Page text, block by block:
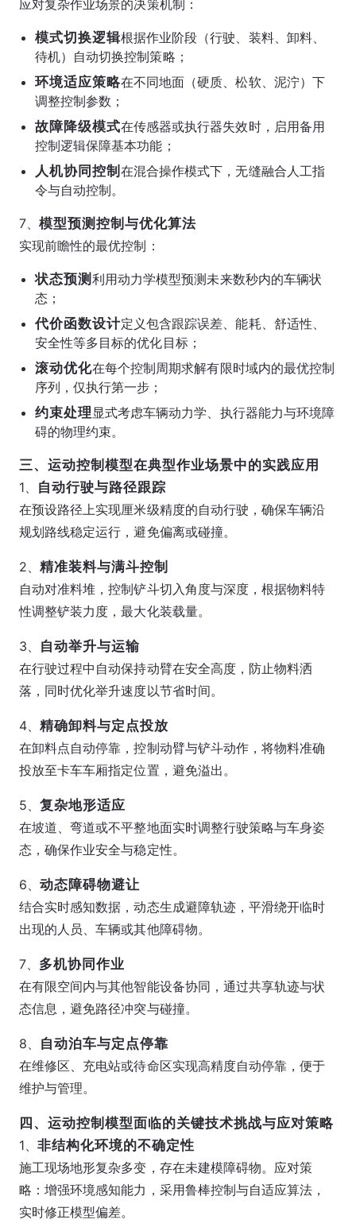
应对复杂作业场景的决策机制：
模式切换逻辑根据作业阶段（行驶、装料、卸料、
待机）自动切换控制策略；
环境适应策略在不同地面（硬质、松软、泥泞）下
调整控制参数；
故障降级模式在传感器或执行器失效时，启用备用
控制逻辑保障基本功能；
人机协同控制 在混合操作模式下，无缝融合人工指
令与自动控制。
7、模型预测控制与优化算法
实现前瞻性的最优控制：
状态预测 利用动力学模型预测未来数秒内的车辆状
态；
代价函数设计定义包含跟踪误差、能耗、舒适性、
安全性等多目标的优化目标；
滚动优化在每个控制周期求解有限时域内的最优控制
序列，仅执行第一步；
约束处理 显式考虑车辆动力学、执行器能力与环境障
碍的物理约束。
三、运动控制模型在典型作业场景中的实践应用
1、 自动行驶与路径跟踪
在预设路径上实现厘米级精度的自动行驶，确保车辆沿
规划路线稳定运行，避免偏离或碰撞。
2、精准装料与满斗控制
自动对准料堆，控制铲斗切入角度与深度，根据物料特
性调整铲装力度，最大化装载量。
3、 自动举升与运输
在行驶过程中自动保持动臂在安全高度，防止物料洒
落，同时优化举升速度以节省时间。
4、精确卸料与定点投放
在卸料点自动停靠，控制动臂与铲斗动作，将物料准确
投放至卡车车厢指定位置，避免溢出。
5、复杂地形适应
在坡道、弯道或不平整地面实时调整行驶策略与车身姿
态，确保作业安全与稳定性。
6、动态障碍物避让
结合实时感知数据，动态生成避障轨迹，平滑绕开临时
出现的人员、车辆或其他障碍物。
7、 多机协同作业
在有限空间内与其他智能设备协同，通过共享轨迹与状
态信息，避免路径冲突与碰撞。
8、 自动泊车与定点停靠
在维修区、充电站或待命区实现高精度自动停靠，便于
维护与管理。
四、运动控制模型面临的关键技术挑战与应对策略
1、非结构化环境的不确定性
施工现场地形复杂多变，存在未建模障碍物。应对策
略：增强环境感知能力，采用鲁棒控制与自适应算法，
实时修正模型偏差。